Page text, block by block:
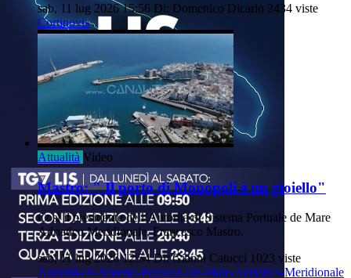
sab, 11 lug 2026 15:56 Di: Domenico Dicarlo 2434 viste
Cortinovis
Attualità Video
Mastro: " Il porto di Monopoli è un gioiello"
Cosìil presidente dell’Autorità di Sistema Portuale de Mare
Adriatico Meridionale, Francesco Mastro.
sab, 11 lug 2026 12:54 Di: Gianni Catucci 1023 viste
Autorità-Di-Sistema-Portuale-De-Mare-Adriatico-Meridionale